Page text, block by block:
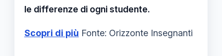
le differenze di ogni studente.
Scopri di più Fonte: Orizzonte Insegnanti